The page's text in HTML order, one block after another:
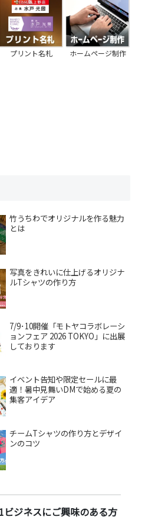
プリント名札 ホームページ制作
竹うちわでオリジナルを作る魅力
とは
写真をきれいに仕上げるオリジナ
ルTシャツの作り方
7/9･10開催「モトヤコラボレーシ
ョンフェア 2026 TOKYO」に出展
しております
イベント告知や限定セールに最
適！暑中見舞いDMで始める夏の
集客アイデア
チームTシャツの作り方とデザイ
ンのコツ
ビジネスにご興味のある方